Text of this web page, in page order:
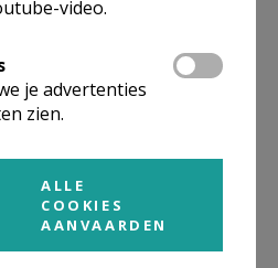
je zocht? Hier vind je
van andere
HASSELT
video.
je advertenties
zien.
ALLE
COOKIES
AANVAARDEN